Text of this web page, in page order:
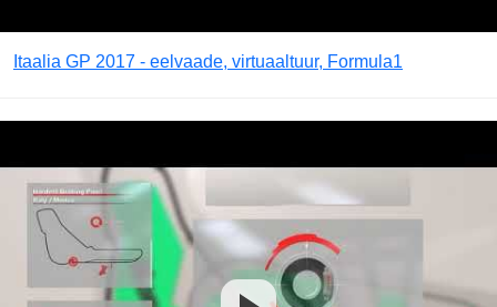
Itaalia GP 2017 - eelvaade, virtuaaltuur, Formula1